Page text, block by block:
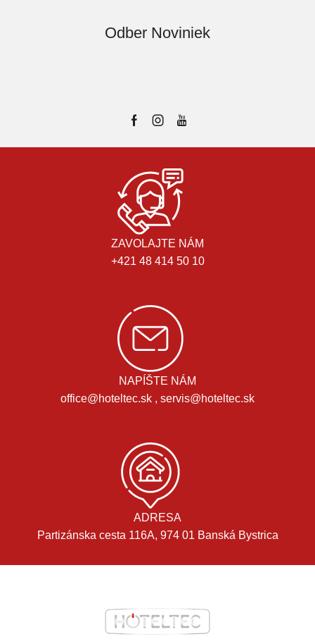
Odber Noviniek
ZAVOLAJTE NÁM
+421 48 414 50 10
NAPÍŠTE NÁM
office@hoteltec.sk , servis@hoteltec.sk
ADRESA
Partizánska cesta 116A, 974 01 Banská Bystrica